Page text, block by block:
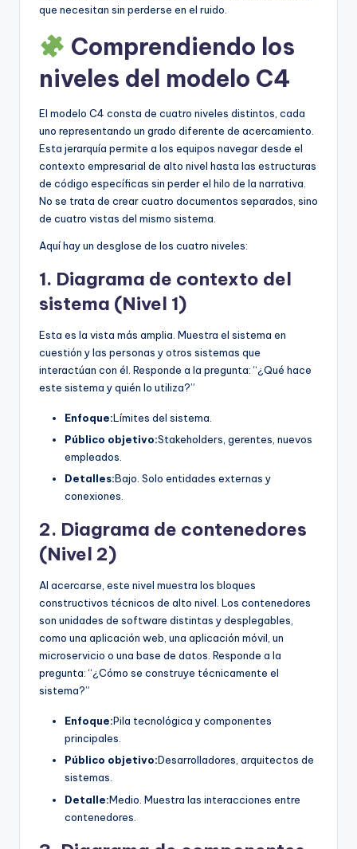
que necesitan sin perderse en el ruido.
Comprendiendo los
niveles del modelo C4
El modelo C4 consta de cuatro niveles distintos, cada
uno representando un grado diferente de acercamiento.
Esta jerarquía permite a los equipos navegar desde el
contexto empresarial de alto nivel hasta las estructuras
de código específicas sin perder el hilo de la narrativa.
No se trata de crear cuatro documentos separados, sino
de cuatro vistas del mismo sistema.
Aquí hay un desglose de los cuatro niveles:
1. Diagrama de contexto del
sistema (Nivel 1)
Esta es la vista más amplia. Muestra el sistema en
cuestión y las personas y otros sistemas que
interactúan con él. Responde a la pregunta: “¿Qué hace
este sistema y quién lo utiliza?”
Enfoque:Límites del sistema.
Público objetivo:Stakeholders, gerentes, nuevos
empleados.
Detalles:Bajo. Solo entidades externas y
conexiones.
2. Diagrama de contenedores
(Nivel 2)
Al acercarse, este nivel muestra los bloques
constructivos técnicos de alto nivel. Los contenedores
son unidades de software distintas y desplegables,
como una aplicación web, una aplicación móvil, un
microservicio o una base de datos. Responde a la
pregunta: “¿Cómo se construye técnicamente el
sistema?”
Enfoque:Pila tecnológica y componentes
principales.
Público objetivo:Desarrolladores, arquitectos de
sistemas.
Detalle:Medio. Muestra las interacciones entre
contenedores.